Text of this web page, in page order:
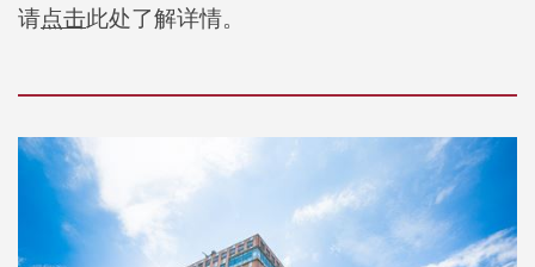
请点击此处了解详情。